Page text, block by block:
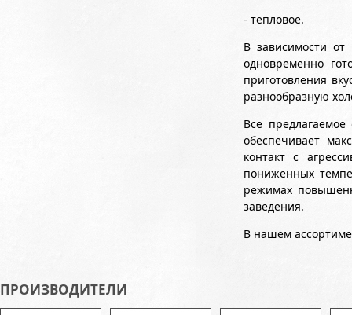
- тепловое.
В зависимости от
одновременно
приготовления
разнообразную
Все
обеспечивает
контакт с
пониженных
режимах
заведения.
В нашем
ПРОИЗВОДИТЕЛИ